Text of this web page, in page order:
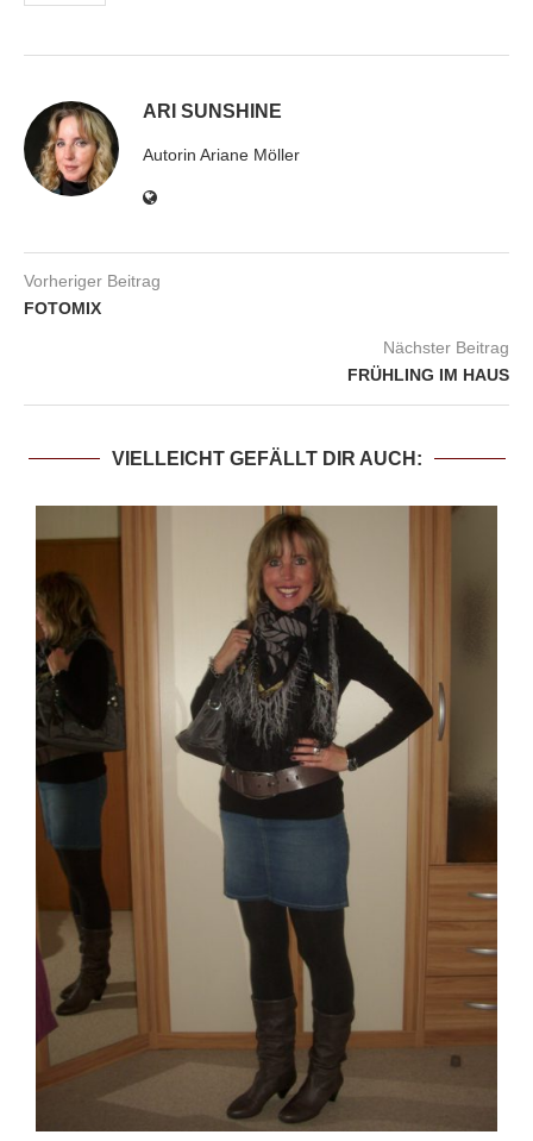
ARI SUNSHINE
Autorin Ariane Möller
Vorheriger Beitrag
FOTOMIX
Nächster Beitrag
FRÜHLING IM HAUS
VIELLEICHT GEFÄLLT DIR AUCH: